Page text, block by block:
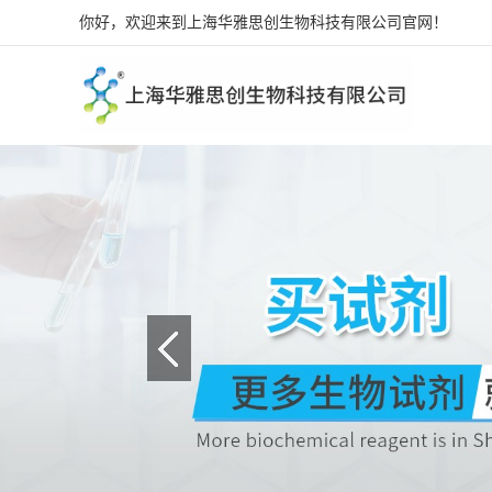
你好，欢迎来到上海华雅思创生物科技有限公司官网！